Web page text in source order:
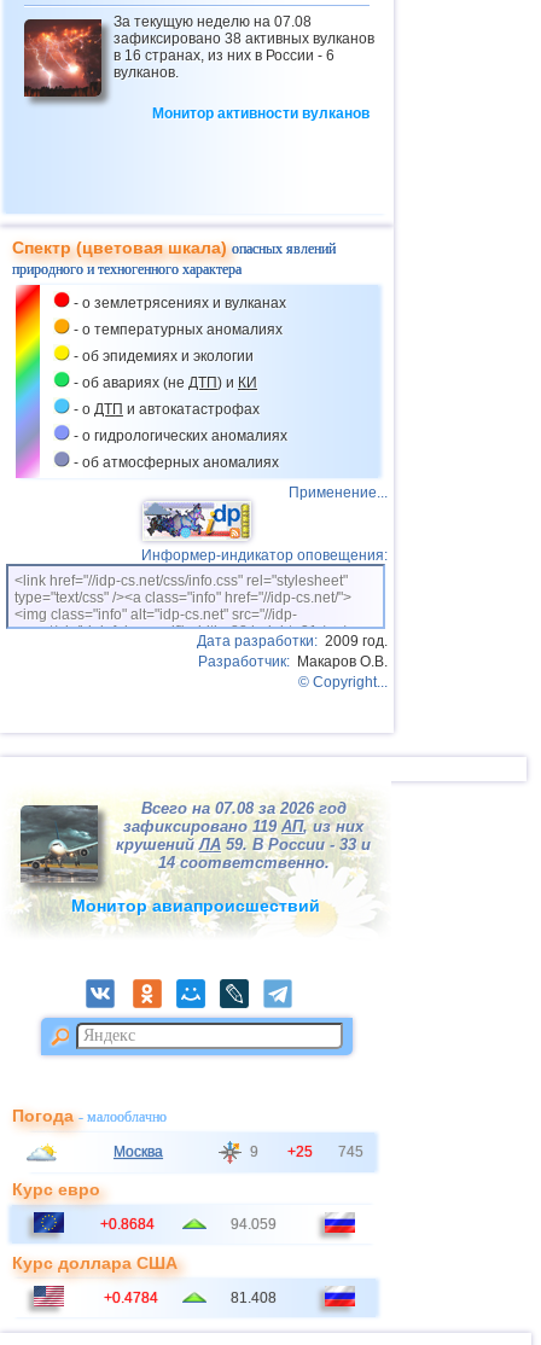
За текущую неделю на 07.08
зафиксировано 38 активных вулканов
в 16 странах, из них в России - 6
вулканов.
Монитор активности вулканов
Спектр (цветовая шкала)опасных явлений
природного и техногенного характера
- о землетрясениях и вулканах
- о температурных аномалиях
- об эпидемиях и экологии
- об авариях (не ДТП) и КИ
- о ДТП и автокатастрофах
- о гидрологических аномалиях
- об атмосферных аномалиях
Применение...
Информер-индикатор оповещения:
<link href="//idp-cs.net/css/info.css" rel="stylesheet"
type="text/css" /><a class="info" href="//idp-cs.net/">
<img class="info" alt="idp-cs.net" src="//idp-
cs.net/pix/idpinfok_sm.gif" width=88 height=31 /></a>
Дата разработки: 2009 год.
Разработчик: Макаров О.В.
© Copyright...
Всего на 07.08 за 2026 год
зафиксировано 119 АП, из них
крушенийЛА 59. В России - 33 и
14 соответственно.
Монитор авиапроисшествий
Погода- малооблачно
Москва 9 +25 745
Курс евро
+0.8684 94.059
Курс доллара США
+0.4784 81.408